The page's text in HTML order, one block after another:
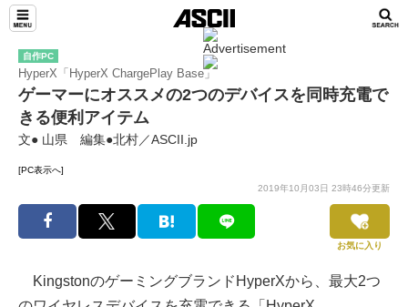
自作PC
HyperX「HyperX ChargePlay Base」
ゲーマーにオススメの2つのデバイスを同時充電で
きる便利アイテム
文● 山県 編集●北村／ASCII.jp
[PC表示へ]
2019年10月03日 23時46分更新
お気に入り
KingstonのゲーミングブランドHyperXから、最大2つ